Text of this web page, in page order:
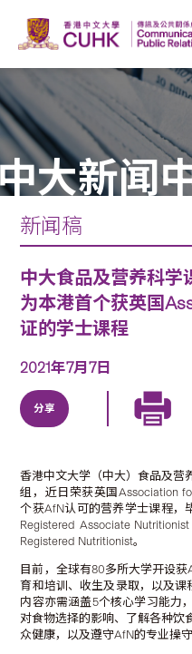
大新闻
新闻稿
中大食品及营养科学
为本港首个获英国
证的学士课程
2021年7月7日
分享
香港中文大学（中大）食品及营
组，近日荣获英国Association
个获AfN认可的营养学士课程，
Registered Associate
Registered Nutritionist。
目前，全球有80多所大学开设
育和培训、收生及录取，以及
内容亦需涵盖5个核心学习能力
对食物选择的影响、了解各种饮
众健康，以及遵守AfN的专业操守